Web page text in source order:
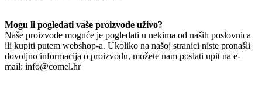
Mogu li pogledati vaše proizvode uživo?
Naše proizvode moguće je pogledati u nekima od naših poslovnica
ili kupiti putem webshop-a. Ukoliko na našoj stranici niste pronašli
dovoljno informacija o proizvodu, možete nam poslati upit na e-
mail: info@comel.hr